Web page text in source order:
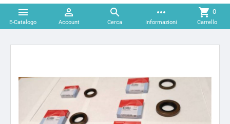

E-Catalogo

Account

Cerca
more_horiz
Informazioni
shopping_cart 0
Carrello